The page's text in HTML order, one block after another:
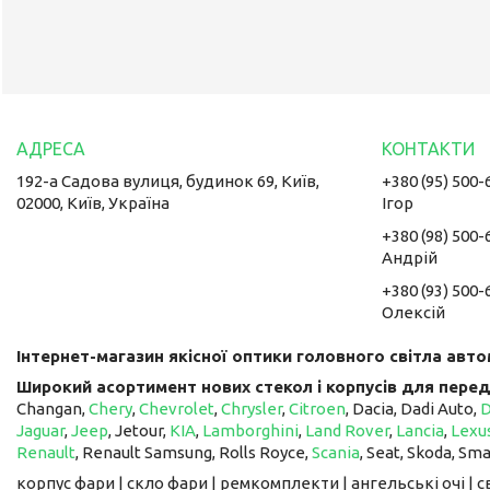
192-а Садова вулиця, будинок 69, Київ,
02000, Київ, Україна
+380 (95) 500-
Ігор
+380 (98) 500-
Андрій
+380 (93) 500-
Олексій
Інтернет-магазин якісної оптики головного світла
Широкий асортимент нових стекол і корпусів для
Changan,Chery,Chevrolet,Chrysler,Citroen, Dacia, Dadi Auto,
Jaguar,Jeep, Jetour, ​​​​​​​ KIA, Lamborghini, Land Rover, Lancia,
Renault, Renault Samsung, Rolls Royce,Scania, Seat, Skoda,
корпус фари | скло фари | ремкомплекти | ангельські очі |